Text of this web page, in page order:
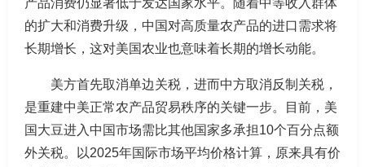
的扩大和消费升级，中国对高质量农产品的进口需求将
长期增长，这对美国农业也意味着长期的增长动能。
美方首先取消单边关税，进而中方取消反制关税，
是重建中美正常农产品贸易秩序的关键一步。目前，美
国大豆进入中国市场需比其他国家多承担10个百分点额
外关税。以2025年国际市场平均价格计算，原来具有价